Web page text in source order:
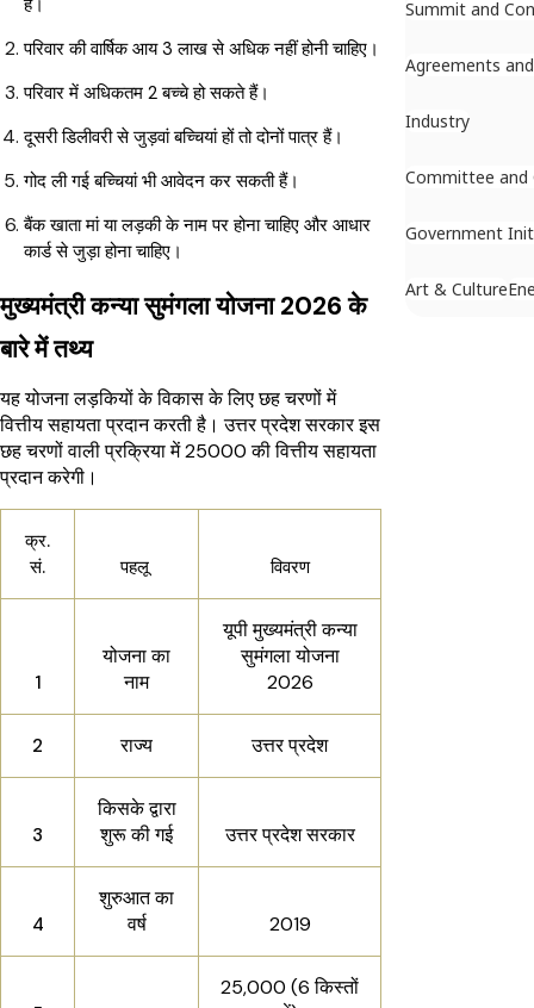
है।
परिवार की वार्षिक आय ₹3 लाख से अधिक नहीं होनी चाहिए।
परिवार में अधिकतम 2 बच्चे हो सकते हैं।
दूसरी डिलीवरी से जुड़वां बच्चियां हों तो दोनों पात्र हैं।
गोद ली गई बच्चियां भी आवेदन कर सकती हैं।
बैंक खाता मां या लड़की के नाम पर होना चाहिए और आधार
कार्ड से जुड़ा होना चाहिए।
मुख्यमंत्री कन्या सुमंगला योजना 2026 के
बारे में तथ्य
यह योजना लड़कियों के विकास के लिए छह चरणों में
वित्तीय सहायता प्रदान करती है। उत्तर प्रदेश सरकार इस
छह चरणों वाली प्रक्रिया में ₹25000 की वित्तीय सहायता
प्रदान करेगी।
क्र.
सं.
पहलू विवरण
1
योजना का
नाम
यूपी मुख्यमंत्री कन्या
सुमंगला योजना
2026
2 राज्य उत्तर प्रदेश
3
किसके द्वारा
शुरू की गई
उत्तर प्रदेश सरकार
4
शुरुआत का
वर्ष
2019
₹25,000 (6 किस्तों
Summit and
Agreements
Industry
Committee and
Government
Art & Culture